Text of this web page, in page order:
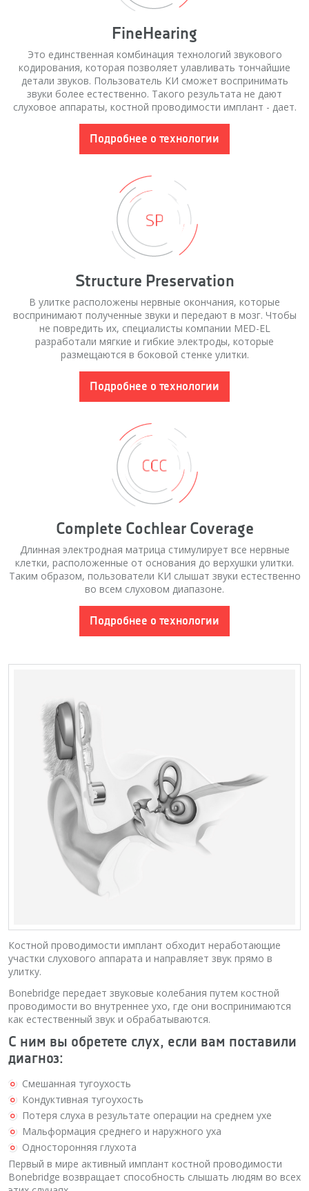
FineHearing
Это единственная комбинация технологий звукового
кодирования, которая позволяет улавливать тончайшие
детали звуков. Пользователь КИ сможет воспринимать
звуки более естественно. Такого результата не дают
слуховое аппараты, костной проводимости имплант - дает.
Подробнее о технологии
Structure Preservation
В улитке расположены нервные окончания, которые
воспринимают полученные звуки и передают в мозг. Чтобы
не повредить их, специалисты компании MED-EL
разработали мягкие и гибкие электроды, которые
размещаются в боковой стенке улитки.
Подробнее о технологии
Complete Cochlear Coverage
Длинная электродная матрица стимулирует все нервные
клетки, расположенные от основания до верхушки улитки.
Таким образом, пользователи КИ слышат звуки естественно
во всем слуховом диапазоне.
Подробнее о технологии
Костной проводимости имплант обходит неработающие
участки слухового аппарата и направляет звук прямо в
улитку.
Bonebridge передает звуковые колебания путем костной
проводимости во внутреннее ухо, где они воспринимаются
как естественный звук и обрабатываются.
С ним вы обретете слух, если вам поставили
диагноз:
Смешанная тугоухость
Кондуктивная тугоухость
Потеря слуха в результате операции на среднем ухе
Мальформация среднего и наружного уха
Односторонняя глухота
Первый в мире активный имплант костной проводимости
Bonebridge возвращает способность слышать людям во всех